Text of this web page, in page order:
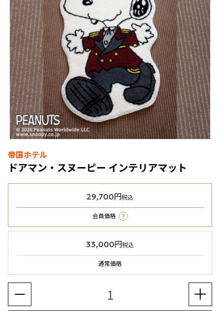
帝国ホテル
ドアマン・スヌーピー インテリアマット
29,700円税込
会員価格 ?
33,000円税込
通常価格